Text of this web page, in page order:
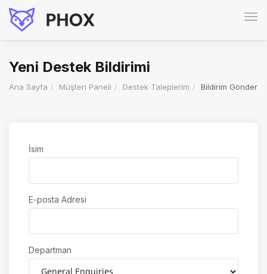
Yeni Destek Bildirimi
Ana Sayfa Müşteri Paneli Destek Taleplerim Bildirim Gönder
İsim
E-posta Adresi
Departman